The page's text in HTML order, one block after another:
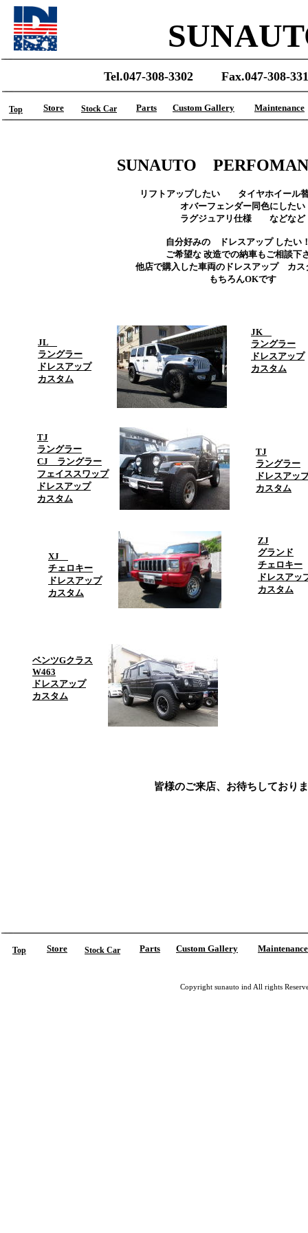
Custom Gallery Maintenance
Store Parts
Stock Car
Top
Tel.047-308-3302 Fax.047-308-
ベンツGクラス
W463
ドレスアップ
カスタム
JL
ラングラー
ドレスアップ
カスタム
JK
ラングラー
ドレスアップ
カスタム
Copyright sunauto ind All rights
Custom Gallery Maintenance
Store Parts
Stock Car
Top
SUNAUTO
TJ
ラングラー
CJ ラングラー
フェイススワップ
ドレスアップ
カスタム
リフトアップしたい タイヤホイール
オバーフェンダー同色にしたい
ラグジュアリ仕様 などなど
自分好みの ドレスアップ した
ご希望な 改造での納車もご相談下
他店で購入した車両のドレスアップ カス
もちろんOKです
TJ
ラングラー
ドレスアッ
カスタム
XJ
チェロキー
ドレスアップ
カスタム
ZJ
グランド
チェロキー
ドレスアッ
カスタム
皆様のご来店、お待ちしており